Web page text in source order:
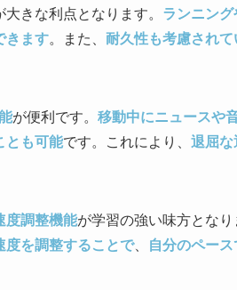
大きな利点となります。 ランニン
きます。また、 耐久性も考慮されて
が便利です。 移動中にニュースや
とも可能です。これにより、 退屈
度調整機能が学習の強い味方となり
度を調整することで、 自分のペー